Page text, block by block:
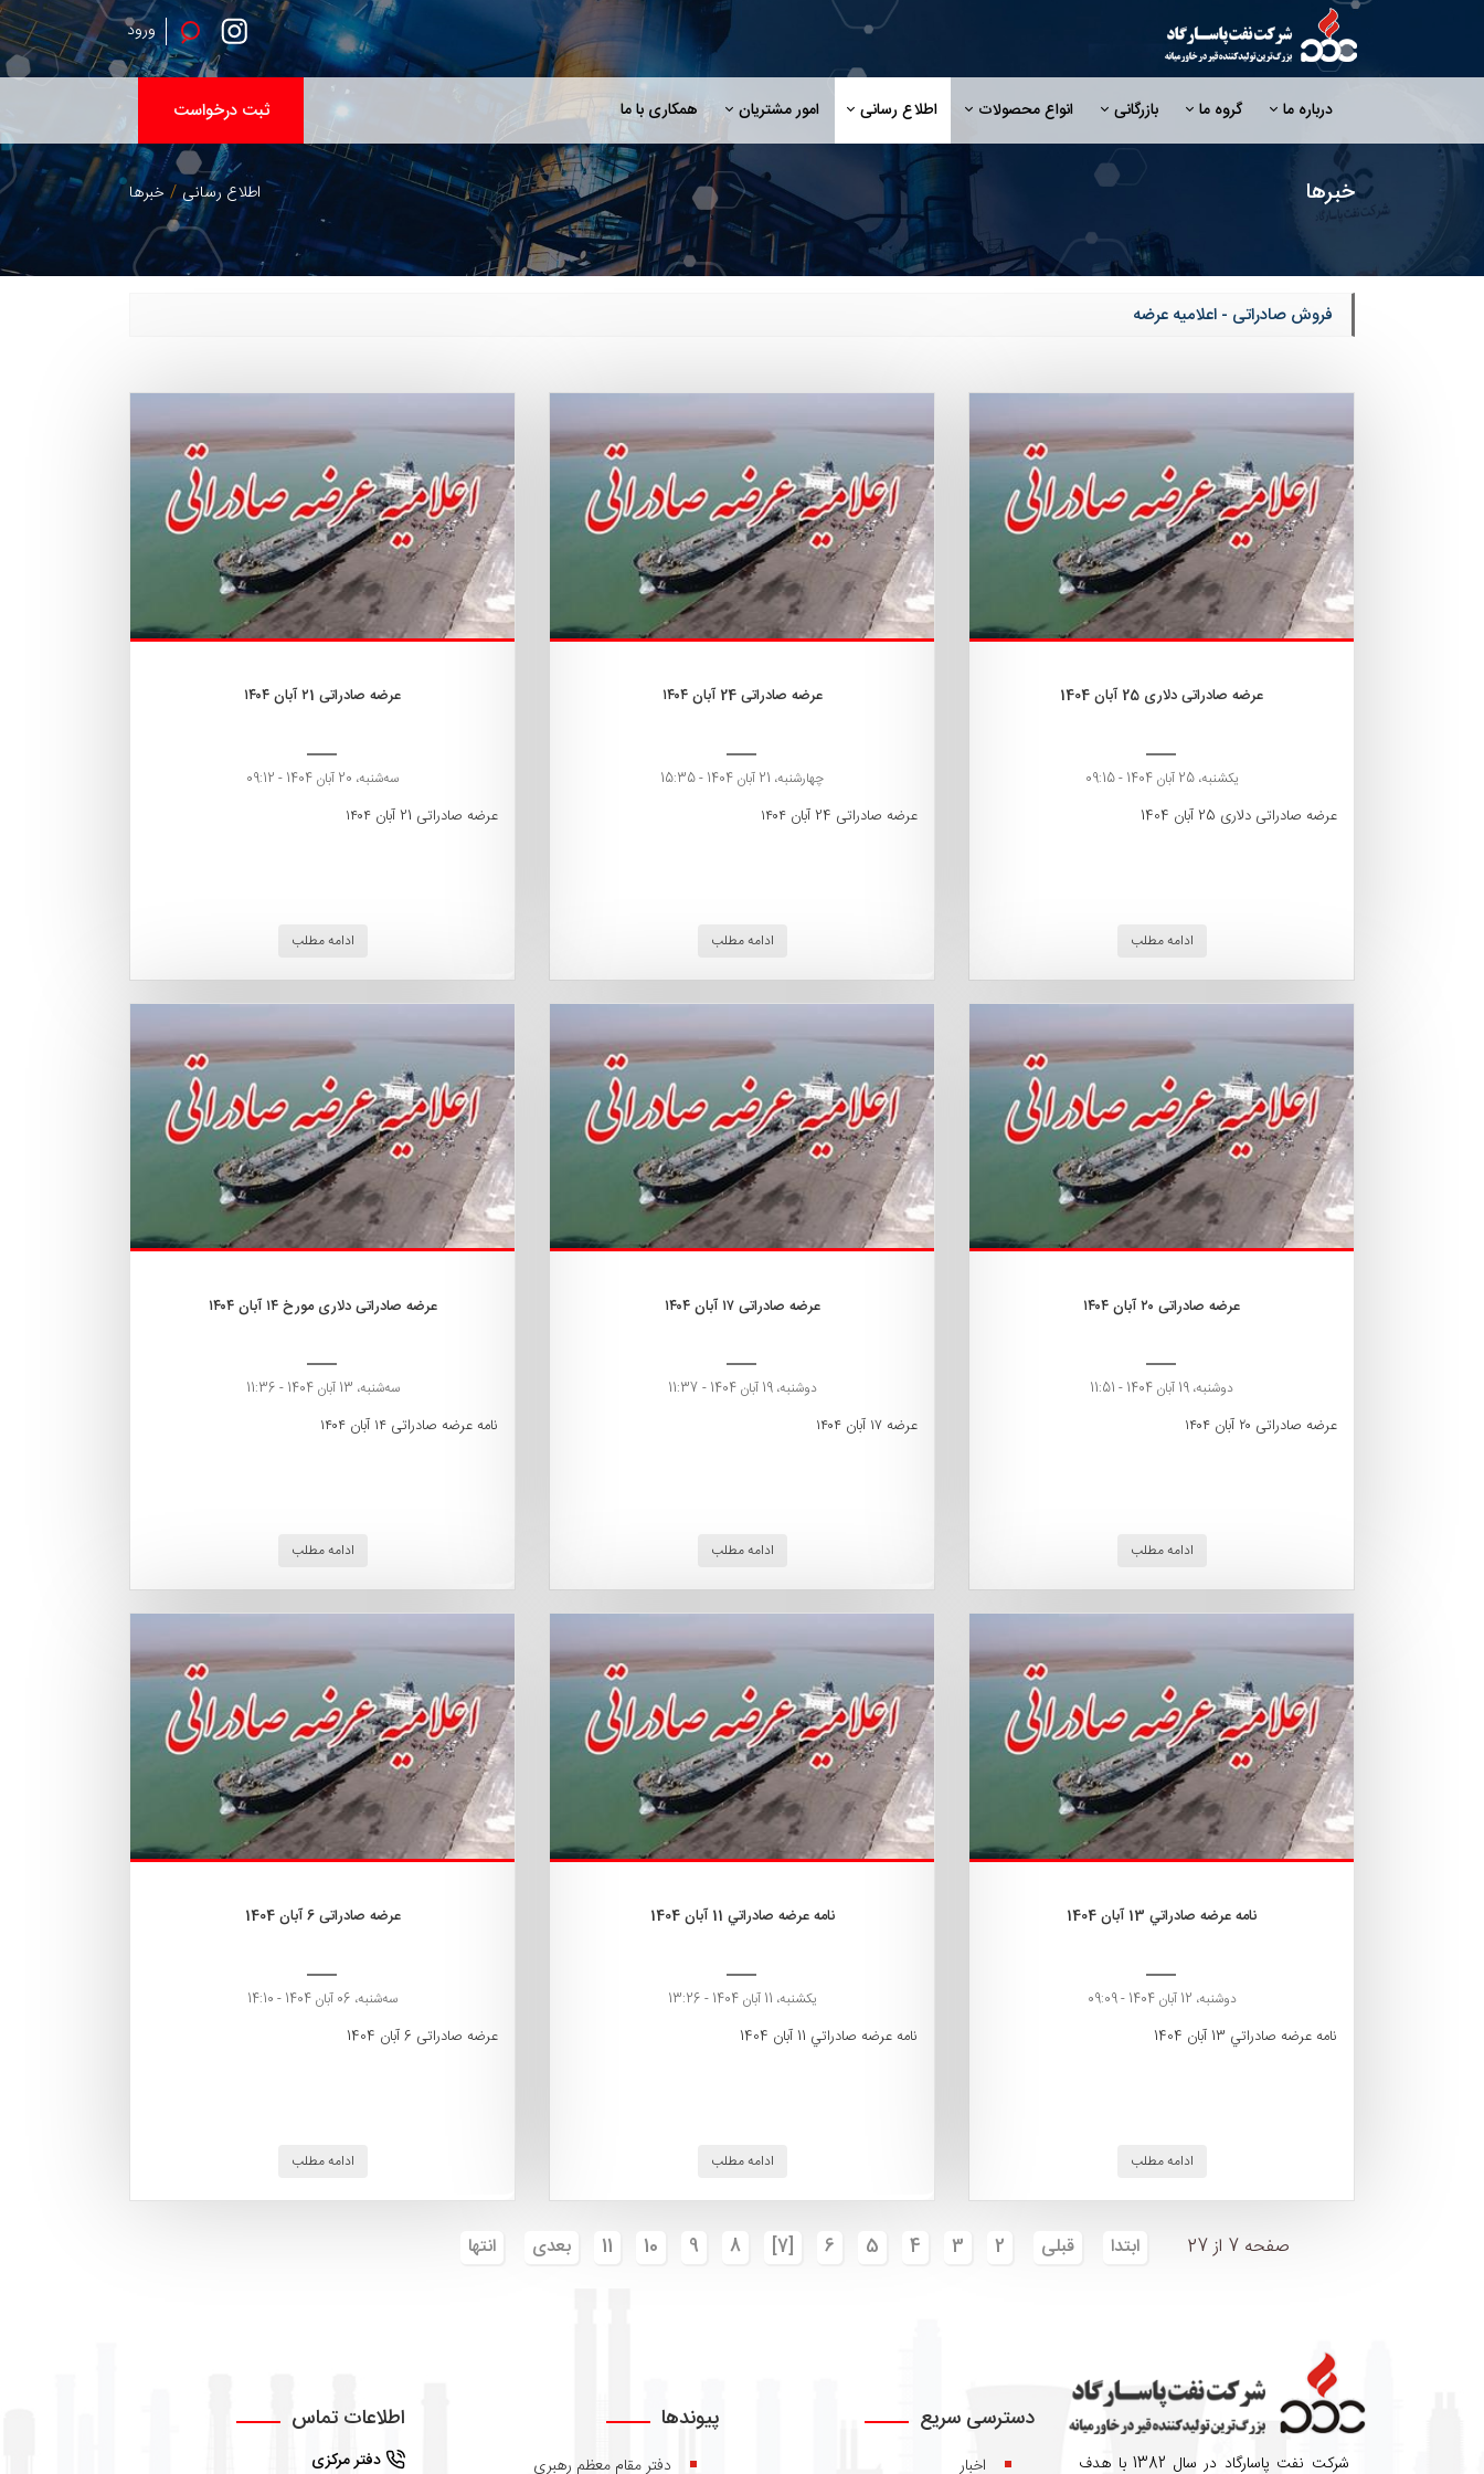
ورود
درباره ما گروه ما بازرگانی انواع محصولات اطلاع رسانی امور مشتریان همکاری با ما ثبت درخواست
خبرها اطلاع رسانی خبرها
فروش صادراتی - اعلامیه عرضه
عرضه صادراتی دلاری 25 آبان 1404
یکشنبه، 25 آبان 1404 - 09:15
عرضه صادراتی دلاری 25 آبان 1404
ادامه مطلب
عرضه صادراتی 24 آبان ۱۴۰۴
چهارشنبه، 21 آبان 1404 - 15:35
عرضه صادراتی 24 آبان ۱۴۰۴
ادامه مطلب
عرضه صادراتی ۲1 آبان ۱۴۰۴
ﺳﻪشنبه، 20 آبان 1404 - 09:12
عرضه صادراتی 21 آبان ۱۴۰۴
ادامه مطلب
عرضه صادراتی ۲۰ آبان ۱۴۰۴
دوشنبه، 19 آبان 1404 - 11:51
عرضه صادراتی ۲۰ آبان ۱۴۰۴
ادامه مطلب
عرضه صادراتی ۱۷ آبان ۱۴۰۴
دوشنبه، 19 آبان 1404 - 11:37
عرضه ۱۷ آبان ۱۴۰۴
ادامه مطلب
عرضه صادراتی دلاری مورخ ۱۴ آبان ۱۴۰۴
ﺳﻪشنبه، 13 آبان 1404 - 11:36
نامه عرضه صادراتی ۱۴ آبان ۱۴۰۴
ادامه مطلب
نامه عرضه صادراتي 13 آبان 1404
دوشنبه، 12 آبان 1404 - 09:09
نامه عرضه صادراتي 13 آبان 1404
ادامه مطلب
نامه عرضه صادراتي 11 آبان 1404
یکشنبه، 11 آبان 1404 - 13:26
نامه عرضه صادراتي 11 آبان 1404
ادامه مطلب
عرضه صادراتی 6 آبان 1404
ﺳﻪشنبه، 06 آبان 1404 - 14:10
عرضه صادراتی 6 آبان 1404
ادامه مطلب
صفحه 7 از 27 ابتدا قبلی 2
3
4
5
6
[7]
8
9
10
11 بعدی انتها
شرکت نفت پاسارگاد در سال 1382 با هدف
دسترسی سریع
اخبار
پیوندها
دفتر مقام معظم رهبری
اطلاعات تماس
دفتر مرکزی